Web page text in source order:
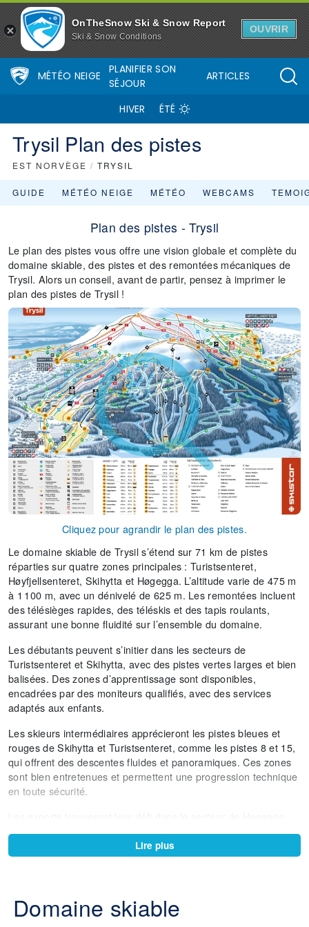
OnTheSnow Ski & Snow Report
Ski & Snow Conditions
OUVRIR
MÉTÉO NEIGE
PLANIFIER SON
SÉJOUR
ARTICLES
HIVER ÉTÉ
Trysil Plan des pistes
EST NORVÈGE / TRYSIL
GUIDE MÉTÉO NEIGE MÉTÉO WEBCAMS
Plan des pistes - Trysil
Le plan des pistes vous offre une vision globale et complète du
domaine skiable, des pistes et des remontées mécaniques de
Trysil. Alors un conseil, avant de partir, pensez à imprimer le
plan des pistes de Trysil !
Cliquez pour agrandir le plan des pistes.
Le domaine skiable de Trysil s’étend sur 71 km de pistes
réparties sur quatre zones principales : Turistsenteret,
Høyfjellsenteret, Skihytta et Høgegga. L’altitude varie de 475 m
à 1 100 m, avec un dénivelé de 625 m. Les remontées incluent
des télésièges rapides, des téléskis et des tapis roulants,
assurant une bonne fluidité sur l’ensemble du domaine.
Les débutants peuvent s’initier dans les secteurs de
Turistsenteret et Skihytta, avec des pistes vertes larges et bien
balisées. Des zones d’apprentissage sont disponibles,
encadrées par des moniteurs qualifiés, avec des services
adaptés aux enfants.
Les skieurs intermédiaires apprécieront les pistes bleues et
rouges de Skihytta et Turistsenteret, comme les pistes 8 et 15,
qui offrent des descentes fluides et panoramiques. Ces zones
sont bien entretenues et permettent une progression technique
en toute sécurité.
avec des pistes noires comme Ekspert’n (75) et la piste 82, qui
propose un tracé non damé. Ces descentes sont techniques,
rapides et idéales pour les skieurs confirmés.
l’autre à Skihytta. Ils comprennent 15 rails, des modules
freestyle et des zones adaptées à tous les niveaux. Ces parcs
Lire plus
Domaine skiable